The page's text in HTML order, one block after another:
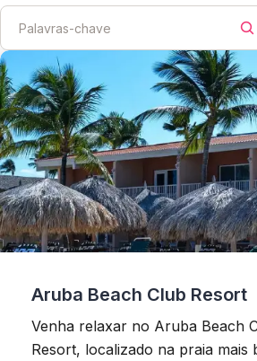
Aruba Beach Club Resort
Venha relaxar no Aruba Beach
Resort, localizado na praia mais